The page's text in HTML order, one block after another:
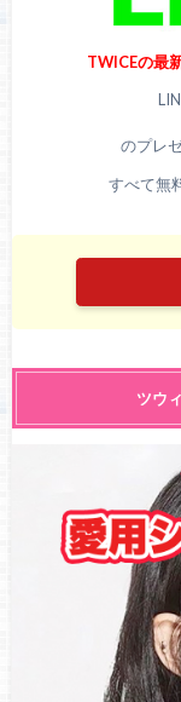
TWICEの最
のプレ
すべて無
ツウ